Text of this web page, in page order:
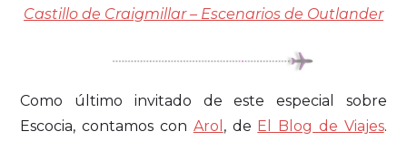
Castillo de Craigmillar – Escenarios de Outlander
Como último invitado de este especial sobre
Escocia, contamos con Arol , de El Blog de Viajes.